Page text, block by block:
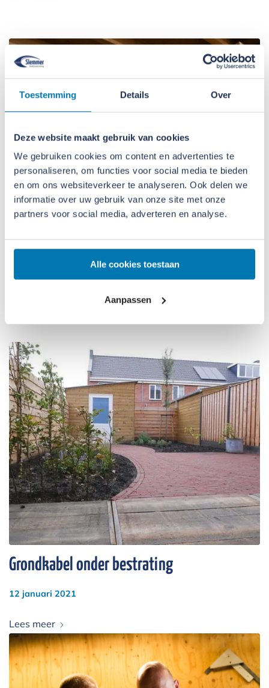
Toestemming Details Over
Deze website maakt gebruik van cookies
We gebruiken cookies om content en advertenties te
personaliseren, om functies voor social media te bieden
en om ons websiteverkeer te analyseren. Ook delen we
informatie over uw gebruik van onze site met onze
partners voor social media, adverteren en analyse.
Alle cookies toestaan
Aanpassen
Kabel onder grond schieten
Grondkabel onder bestrating
12 januari 2021
Lees meer